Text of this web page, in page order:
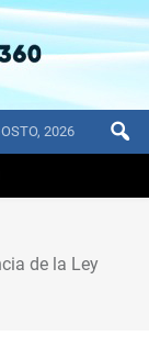
2026
de la Ley